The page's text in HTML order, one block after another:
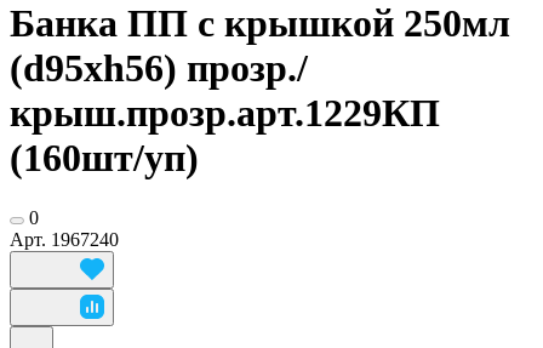
Банка ПП с крышкой 250мл
(d95xh56) прозр./
крыш.прозр.арт.1229КП
(160шт/уп)
0
Арт. 1967240